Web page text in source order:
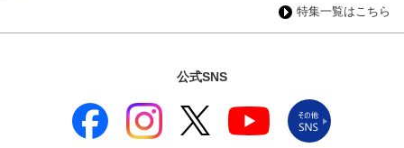
特集一覧はこちら
公式SNS